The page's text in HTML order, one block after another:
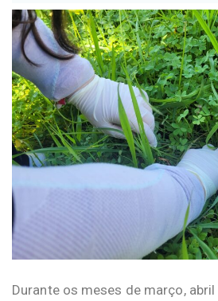
Durante os meses de março,